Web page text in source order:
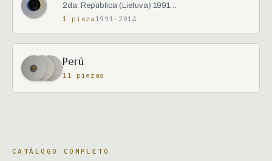
2da. República (Lietuva) 1991…
1 pieza1991–2014
Perú
11 piezas
CATÁLOGO COMPLETO